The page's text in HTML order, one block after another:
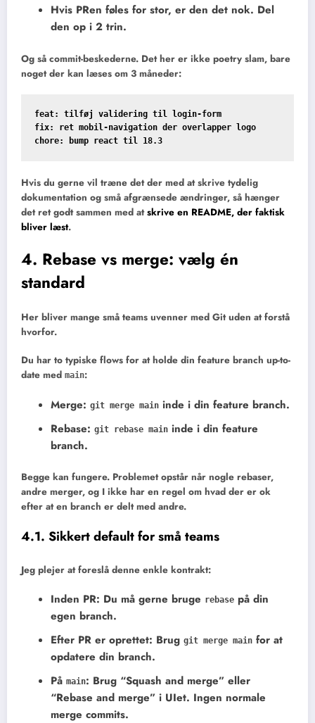
Hvis PRen føles for stor, er den det nok. Del
den op i 2 trin.
Og så commit-beskederne. Det her er ikke poetry slam, bare
noget der kan læses om 3 måneder:
feat: tilføj validering til login-form
fix: ret mobil-navigation der overlapper logo
Hvis du gerne vil træne det der med at skrive tydelig
dokumentation og små afgrænsede ændringer, så hænger
det ret godt sammen med atskrive en README, der faktisk
bliver læst.
4. Rebase vs merge: vælg én
standard
Her bliver mange små teams uvenner med Git uden at forstå
hvorfor.
Du har to typiske flows for at holde din feature branch up-to-
date med main:
Merge: git merge main inde i din feature branch.
Rebase: git rebase main inde i din feature
branch.
Begge kan fungere. Problemet opstår når nogle rebaser,
andre merger, og I ikke har en regel om hvad der er ok
efter at en branch er delt med andre.
4.1. Sikkert default for små teams
Jeg plejer at foreslå denne enkle kontrakt:
Inden PR: Du må gerne bruge rebase på din
egen branch.
Efter PR er oprettet: Brug git merge main for at
opdatere din branch.
På main: Brug “Squash and merge” eller
“Rebase and merge” i UIet. Ingen normale
merge commits.